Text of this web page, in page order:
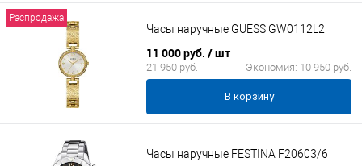
Распродажа
Часы наручные GUESS GW0112L2
11 000 руб. / шт
21 950 руб. Экономия: 10 950 руб.
В корзину
Часы наручные FESTINA F20603/6